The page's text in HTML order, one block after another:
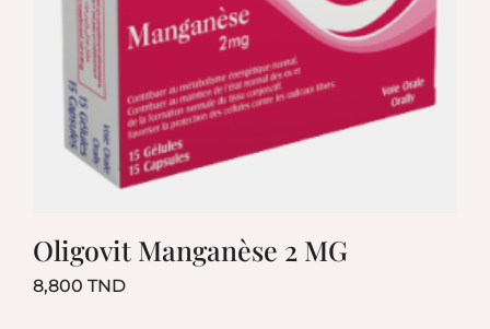
Oligovit Manganèse 2 MG
8,800 TNDPrix